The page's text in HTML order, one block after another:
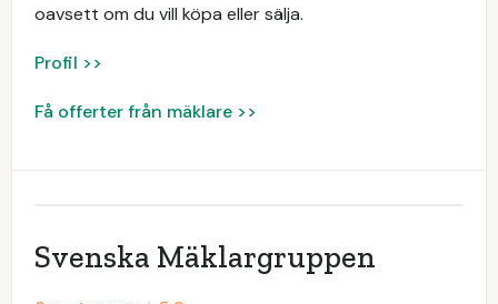
oavsett om du vill köpa eller sälja.
Profil >>
Få offerter från mäklare >>
Svenska Mäklargruppen